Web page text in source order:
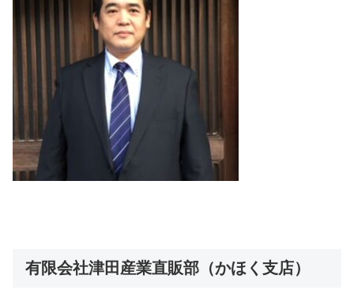
有限会社津田産業直販部（かほく支店）